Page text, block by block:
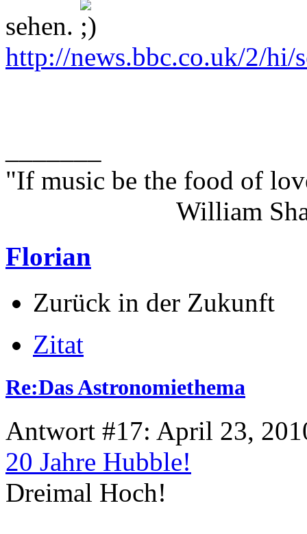
sehen.
http://news.bbc.co.uk/2/hi/
"If music be the food of
William
Florian
Zurück in der Zukunft
Zitat
Re:Das Astronomiethema
Antwort #17: April 23,
20 Jahre Hubble!
Dreimal Hoch!